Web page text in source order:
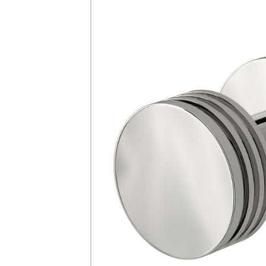
Каталог
Застройщикам
Снабженцам и
Монтажным
Предприятиям и
О
История компании